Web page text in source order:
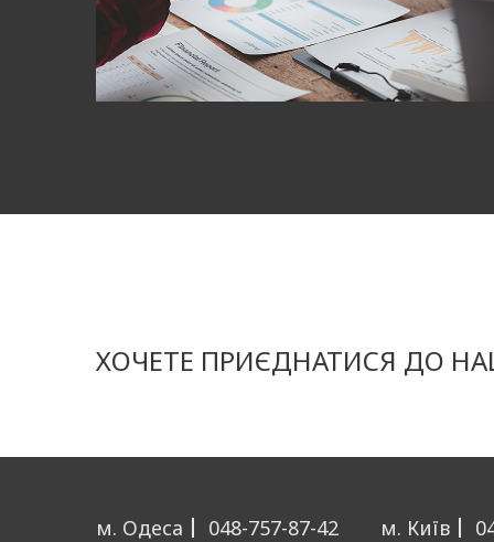
ХОЧЕТЕ ПРИЄДНАТИСЯ ДО
м. Одеса 048-757-87-42 м. Київ